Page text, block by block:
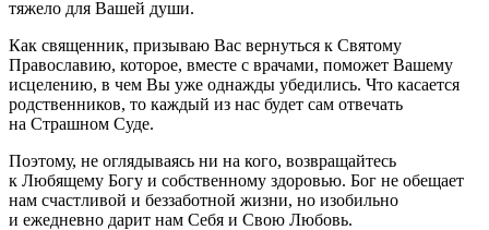
тяжело для Вашей души.
Как священник, призываю Вас вернуться к Святому
Православию, которое, вместе с врачами, поможет Вашему
исцелению, в чем Вы уже однажды убедились. Что касается
родственников, то каждый из нас будет сам отвечать
на Страшном Суде.
Поэтому, не оглядываясь ни на кого, возвращайтесь
к Любящему Богу и собственному здоровью. Бог не обещает
нам счастливой и беззаботной жизни, но изобильно
и ежедневно дарит нам Себя и Свою Любовь.